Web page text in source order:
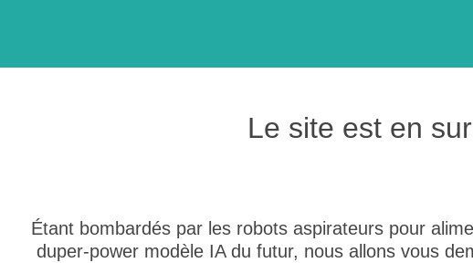
Le site est en
Étant bombardés par les robots aspirateurs pour
duper-power modèle IA du futur, nous allons vous